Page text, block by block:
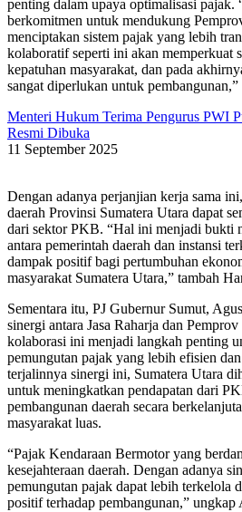
penting dalam upaya optimalisasi pajak.
berkomitmen untuk mendukung
menciptakan sistem pajak yang lebih
kolaboratif seperti ini akan memperkuat
kepatuhan masyarakat, dan pada
sangat diperlukan untuk pembangunan,”
Menteri Hukum Terima Pengurus PWI
Resmi Dibuka
11 September 2025
Dengan adanya perjanjian kerja sama
daerah Provinsi Sumatera Utara dapat
dari sektor PKB. “Hal ini menjadi bukti
antara pemerintah daerah dan instansi
dampak positif bagi pertumbuhan
masyarakat Sumatera Utara,” tambah
Sementara itu, PJ Gubernur Sumut,
sinergi antara Jasa Raharja dan
kolaborasi ini menjadi langkah penting
pemungutan pajak yang lebih efisien
terjalinnya sinergi ini, Sumatera Utara
untuk meningkatkan pendapatan dari
pembangunan daerah secara
masyarakat luas.
“Pajak Kendaraan Bermotor yang
kesejahteraan daerah. Dengan adanya
pemungutan pajak dapat lebih terkelola
positif terhadap pembangunan,” ungkap